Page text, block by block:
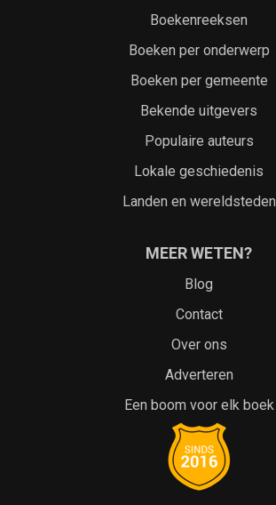
Boekenreeksen
Boeken per onderwerp
Boeken per gemeente
Bekende uitgevers
Populaire auteurs
Lokale geschiedenis
Landen en wereldsteden
MEER WETEN?
Blog
Contact
Over ons
Adverteren
Een boom voor elk boek